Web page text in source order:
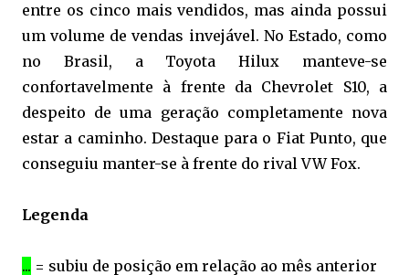
entre os cinco mais vendidos, mas ainda possui
um volume de vendas invejável. No Estado, como
no Brasil, a Toyota Hilux manteve-se
confortavelmente à frente da Chevrolet S10, a
despeito de uma geração completamente nova
estar a caminho. Destaque para o Fiat Punto, que
conseguiu manter-se à frente do rival VW Fox.
Legenda
... = subiu de posição em relação ao mês anterior